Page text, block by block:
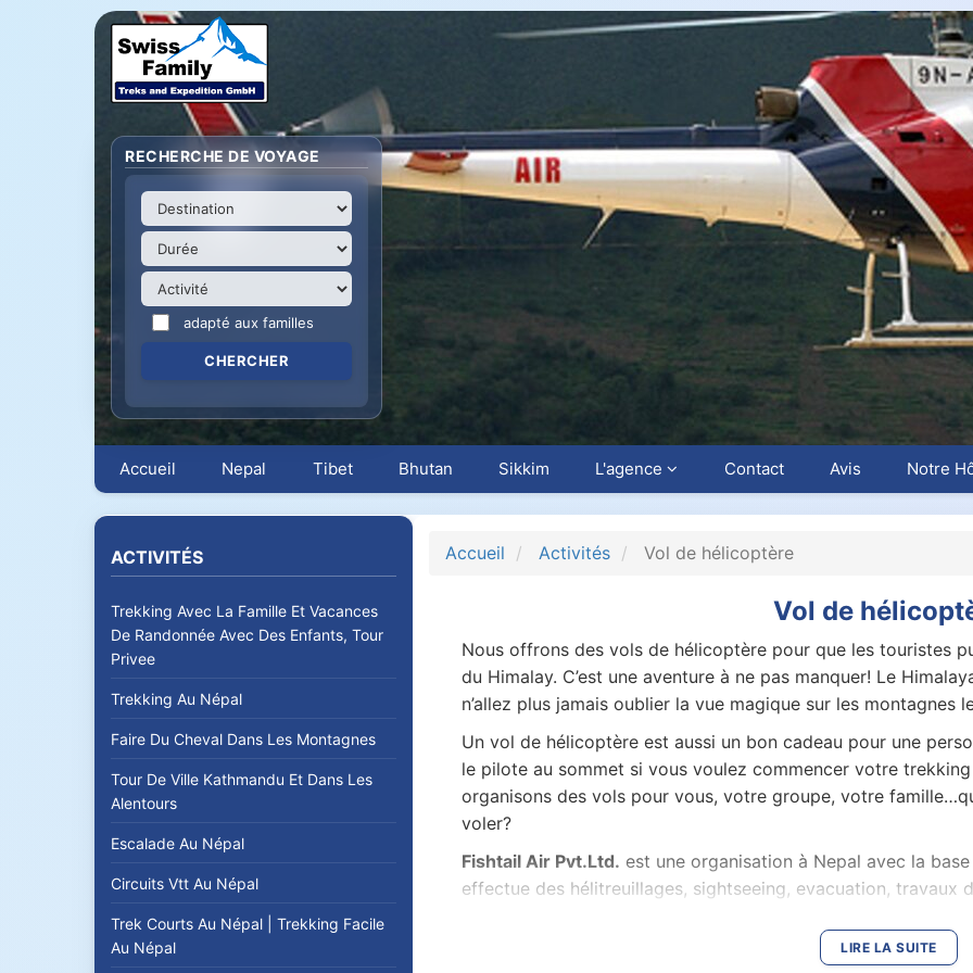
RECHERCHE DE VOYAGE
adapté aux familles
Accueil Nepal Tibet Bhutan Sikkim L'agence Contact Avis Notre
ACTIVITÉS
Trekking Avec La Famille Et Vacances
De Randonnée Avec Des Enfants, Tour
Privee
Trekking Au Népal
Faire Du Cheval Dans Les Montagnes
Tour De Ville Kathmandu Et Dans Les
Alentours
Escalade Au Népal
Circuits Vtt Au Népal
Trek Courts Au Népal | Trekking Facile
Au Népal
Accueil Activités Vol de hélicoptère
Vol de
Nous offrons des vols de hélicoptère pour que les touristes
du Himalay. C’est une aventure à ne pas manquer! Le
n’allez plus jamais oublier la vue magique sur les montagnes
Un vol de hélicoptère est aussi un bon cadeau pour une
le pilote au sommet si vous voulez commencer votre
organisons des vols pour vous, votre groupe, votre
voler?
Fishtail Air Pvt.Ltd. est une organisation à Nepal avec la
effectue des hélitreuillages, sightseeing, evacuation, travaux
Vols avec Yeti Airlines (TARA AIR) avec de nouvelles Pilatus
L'industrie de trekking au Népal a radicalement transformé,
LIRE LA SUITE